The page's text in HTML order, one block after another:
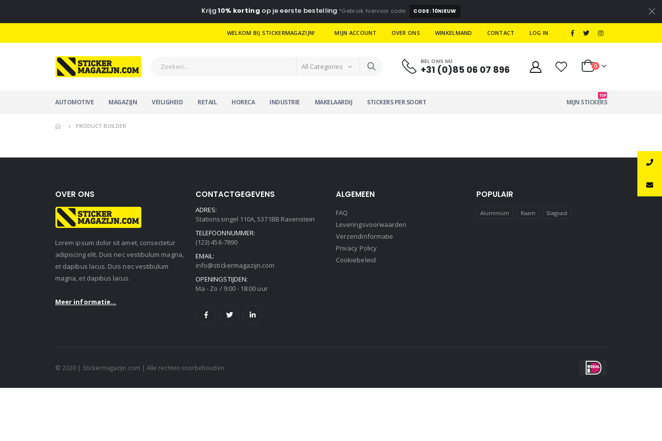
Krijg10% korting op je eerste bestelling *Gebruik hiervoor code CODE: 10NIEUW
WELKOM BIJ STICKERMAGAZIJN! MIJN ACCOUNT OVER ONS WINKELMAND CONTACT LOG IN |
All Categories
BEL ONS NU
+31 (0)85 06 07 896 0
AUTOMOTIVE MAGAZIJN VEILIGHEID RETAIL HORECA INDUSTRIE MAKELAARDIJ STICKERS PER SOORT MIJN STICKERS
TIP
PRODUCT BUILDER
OVER ONS
Lorem ipsum dolor sit amet, consectetur
adipiscing elit. Duis nec vestibulum magna,
et dapibus lacus. Duis nec vestibulum
magna, et dapibus lacus.
Meer informatie...
CONTACTGEGEVENS
ADRES:
Stationssingel 110A, 5371BB Ravenstein
TELEFOONNUMMER:
(123) 456-7890
EMAIL:
info@stickermagazijn.com
OPENINGSTIJDEN:
Ma - Zo / 9:00 - 18:00 uur
ALGEMEEN
FAQ
Leveringsvoorwaarden
Verzendinformatie
Privacy Policy
Cookiebeleid
POPULAIR
Aluminium Raam Slagvast
© 2020 | Stickermagazijn.com | Alle rechten voorbehouden